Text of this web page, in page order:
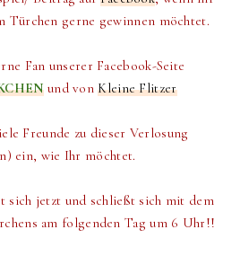
Türchen gerne gewinnen möchtet.
Fan unserer Facebook-Seite
und vonKleine Flitzer
Freunde zu dieser Verlosung
ein, wie Ihr möchtet.
sich jetzt und schließt sich mit dem
am folgenden Tag um 6 Uhr!!